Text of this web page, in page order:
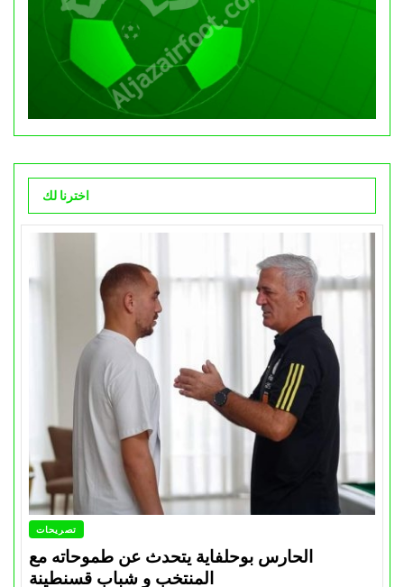
اخترنا لك
تصريحات
الحارس بوحلفاية يتحدث عن طموحاته مع
المنتخب و شباب قسنطينة